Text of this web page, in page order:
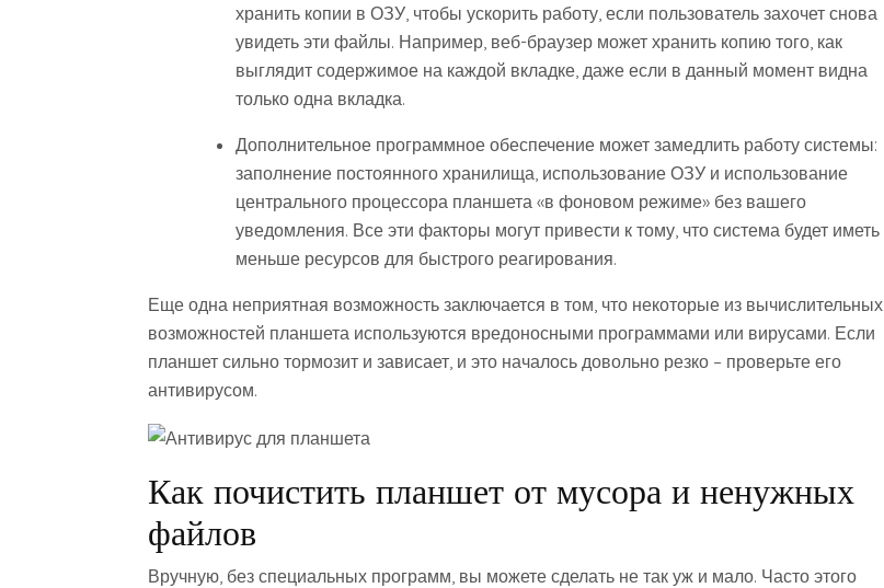
хранить копии в ОЗУ, чтобы ускорить работу, если пользователь захочет снова
увидеть эти файлы. Например, веб-браузер может хранить копию того, как
выглядит содержимое на каждой вкладке, даже если в данный момент видна
только одна вкладка.
Дополнительное программное обеспечение может замедлить работу системы:
заполнение постоянного хранилища, использование ОЗУ и использование
центрального процессора планшета «в фоновом режиме» без вашего
уведомления. Все эти факторы могут привести к тому, что система будет иметь
меньше ресурсов для быстрого реагирования.
Еще одна неприятная возможность заключается в том, что некоторые из вычислительных
возможностей планшета используются вредоносными программами или вирусами. Если
планшет сильно тормозит и зависает, и это началось довольно резко – проверьте его
антивирусом.
Как почистить планшет от мусора и ненужных
файлов
Вручную, без специальных программ, вы можете сделать не так уж и мало. Часто этого